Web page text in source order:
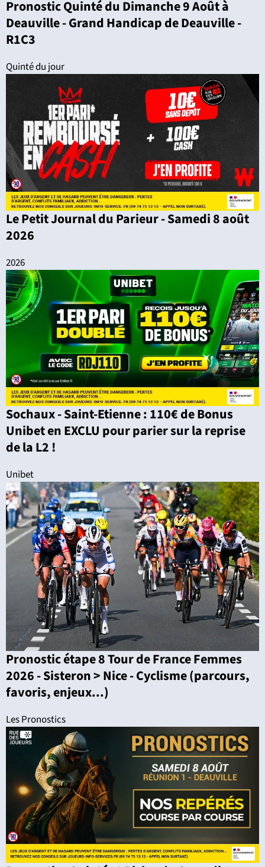
Pronostic Quinté du Dimanche 9 Août à
Deauville - Grand Handicap de Deauville -
R1C3
Quinté du jour
Le Petit Journal du Parieur - Samedi 8 août
2026
2026
Sochaux - Saint-Etienne : 110€ de Bonus
Unibet en EXCLU pour parier sur la reprise
de la L2 !
Unibet
Pronostic étape 8 Tour de France Femmes
2026 - Sisteron > Nice - Cyclisme (parcours,
favoris, enjeux...)
Les Pronostics